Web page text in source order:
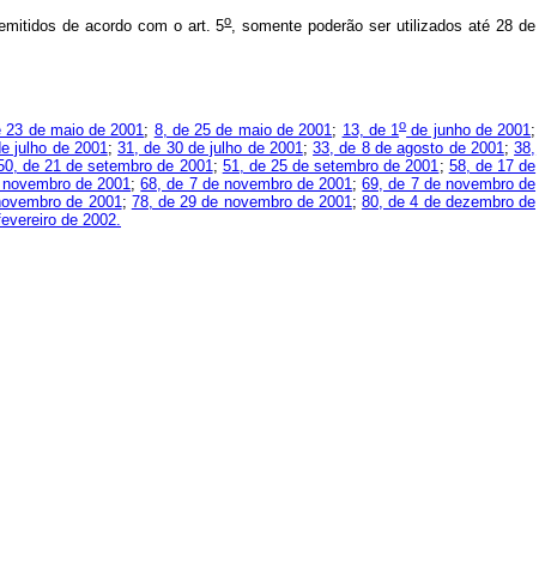
de acordo com o art. 5o, somente poderão ser utilizados até 28 de
23 de maio de 2001; 8, de 25 de maio de 2001; 13, de 1ode junho de 2001;
julho de 2001;31, de 30 de julho de 2001;33, de 8 de agosto de 2001;38,
de 21 de setembro de 2001; 51, de 25 de setembro de 2001; 58, de 17 de
de 2001;68, de 7 de novembro de 2001;69, de 7 de novembro de
de 2001; 78, de 29 de novembro de 2001;80, de 4 de dezembro de
de 2002.